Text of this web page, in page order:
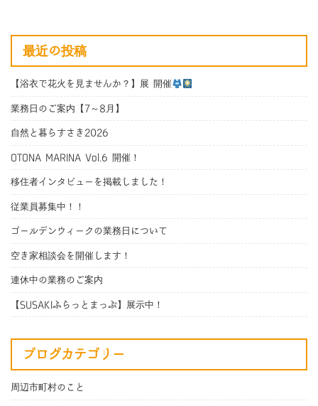
最近の投稿
【浴衣で花火を見ませんか？】展 開催
業務日のご案内【7～8月】
自然と暮らすさき2026
OTONA MARINA Vol.6 開催！
移住者インタビューを掲載しました！
従業員募集中！！
ゴールデンウィークの業務日について
空き家相談会を開催します！
連休中の業務のご案内
【SUSAKIふらっとまっぷ】展示中！
ブログカテゴリー
周辺市町村のこと